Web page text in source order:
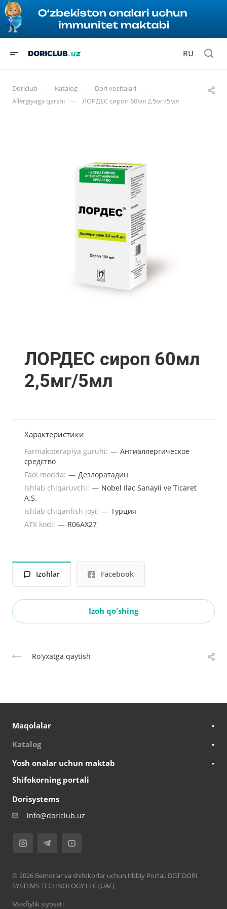
RU
Doriclub — Katalog — Dori vositalari —
Allergiyaga qarshi — ЛОРДЕС сироп 60мл 2,5мг/5мл
ЛОРДЕС сироп 60мл
2,5мг/5мл
Характеристики
Farmakoterapiya guruhi: — Антиаллергическое
средство
Faol modda: — Дезлоратадин
Ishlab chiqaruvchi: — Nobel Ilac Sanayii ve Ticaret
A.S.
Ishlab chiqarilish joyi: — Турция
ATX kodi: — R06AX27
Izohlar Facebook
Izoh qo'shing
Roʻyxatga qaytish
Maqolalar
Katalog
Yosh onalar uchun maktab
Shifokorning portali
Dorisystems
info@doriclub.uz
© 2026 Bemorlar va shifokorlar uchun tibbiy Portal. DGT DORI
SYSTEMS TECHNOLOGY LLC (UAE)
Maxfiylik siyosati